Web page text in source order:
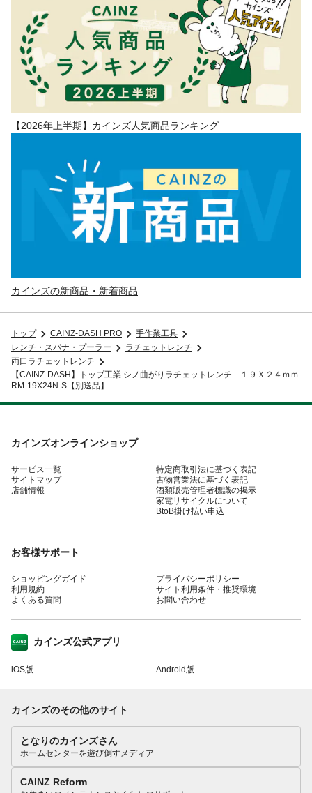
【2026年上半期】カインズ人気商品ランキング
カインズの新商品・新着商品
トップ CAINZ-DASH PRO
手作業工具
レンチ・スパナ・プーラー
ラチェットレンチ
両口ラチェットレンチ
【CAINZ-DASH】トップ工業 シノ曲がりラチェットレンチ １９Ｘ２４ｍｍ
RM-19X24N-S【別送品】
カインズオンラインショップ
サービス一覧
サイトマップ
店舗情報
特定商取引法に基づく表記
古物営業法に基づく表記
酒類販売管理者標識の掲示
家電リサイクルについて
BtoB掛け払い申込
お客様サポート
ショッピングガイド
利用規約
よくある質問
プライバシーポリシー
サイト利用条件・推奨環境
お問い合わせ
カインズ公式アプリ
iOS版 Android版
カインズのその他のサイト
となりのカインズさん
ホームセンターを遊び倒すメディア
CAINZ Reform